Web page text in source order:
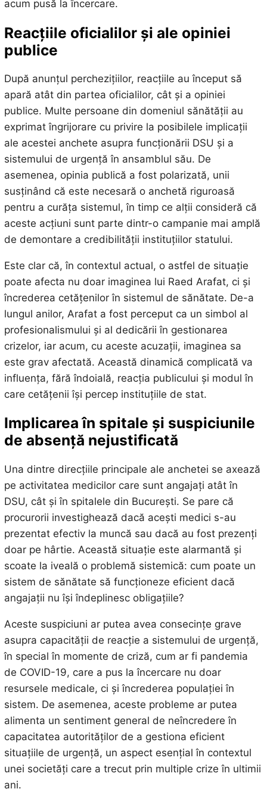
acum pusă la încercare.
Reacțiile oficialilor și ale opiniei
publice
După anunțul perchezițiilor, reacțiile au început să
apară atât din partea oficialilor, cât și a opiniei
publice. Multe persoane din domeniul sănătății au
exprimat îngrijorare cu privire la posibilele implicații
ale acestei anchete asupra funcționării DSU și a
sistemului de urgență în ansamblul său. De
asemenea, opinia publică a fost polarizată, unii
susținând că este necesară o anchetă riguroasă
pentru a curăța sistemul, în timp ce alții consideră că
aceste acțiuni sunt parte dintr-o campanie mai amplă
de demontare a credibilității instituțiilor statului.
Este clar că, în contextul actual, o astfel de situație
poate afecta nu doar imaginea lui Raed Arafat, ci și
încrederea cetățenilor în sistemul de sănătate. De-a
lungul anilor, Arafat a fost perceput ca un simbol al
profesionalismului și al dedicării în gestionarea
crizelor, iar acum, cu aceste acuzații, imaginea sa
este grav afectată. Această dinamică complicată va
influența, fără îndoială, reacția publicului și modul în
care cetățenii își percep instituțiile de stat.
Implicarea în spitale și suspiciunile
de absență nejustificată
Una dintre direcțiile principale ale anchetei se axează
pe activitatea medicilor care sunt angajați atât în
DSU, cât și în spitalele din București. Se pare că
procurorii investighează dacă acești medici s-au
prezentat efectiv la muncă sau dacă au fost prezenți
doar pe hârtie. Această situație este alarmantă și
scoate la iveală o problemă sistemică: cum poate un
sistem de sănătate să funcționeze eficient dacă
angajații nu își îndeplinesc obligațiile?
Aceste suspiciuni ar putea avea consecințe grave
asupra capacității de reacție a sistemului de urgență,
în special în momente de criză, cum ar fi pandemia
de COVID-19, care a pus la încercare nu doar
resursele medicale, ci și încrederea populației în
sistem. De asemenea, aceste probleme ar putea
alimenta un sentiment general de neîncredere în
capacitatea autorităților de a gestiona eficient
situațiile de urgență, un aspect esențial în contextul
unei societăți care a trecut prin multiple crize în ultimii
ani.